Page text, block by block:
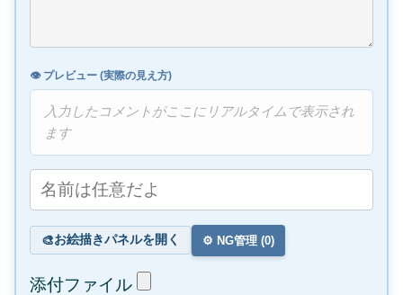
👁️ プレビュー (実際の見え方)
入力したコメントがここにリアルタイムで表示され
ます
🎨お絵描きパネルを開く ⚙️ NG管理 (0)
添付ファイル